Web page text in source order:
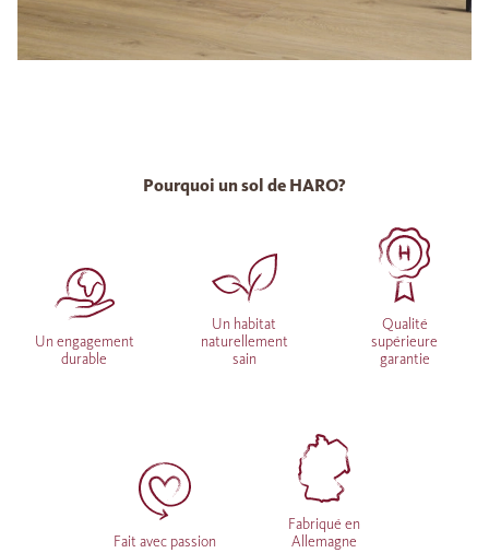
Pourquoi un sol de HARO?
Un engagement
durable
Un habitat
naturellement
sain
Qualité
supérieure
garantie
Fait avec passion
Fabriqué en
Allemagne